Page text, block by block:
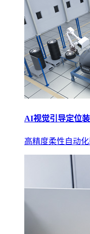
AI视觉引导定位
高精度柔性自动